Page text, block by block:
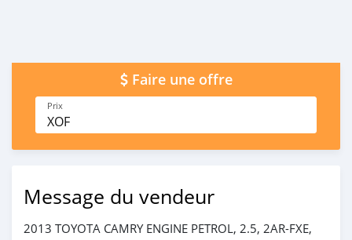
Faire une offre
Prix
XOF
Message du vendeur
2013 TOYOTA CAMRY ENGINE PETROL, 2.5, 2AR-FXE,